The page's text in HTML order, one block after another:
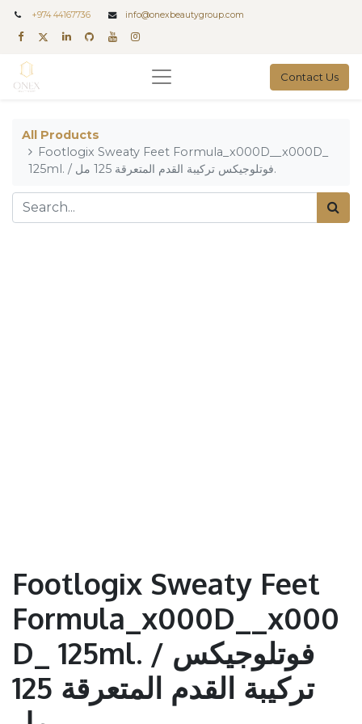
+974 44167736 info@onexbeautygroup.com
Contact Us
All Products
Footlogix Sweaty Feet Formula_x000D__x000D_
125ml. / فوتلوجيكس تركيبة القدم المتعرقة 125 مل.
Footlogix Sweaty Feet
Formula_x000D__x000
D_ 125ml. / فوتلوجيكس
تركيبة القدم المتعرقة 125